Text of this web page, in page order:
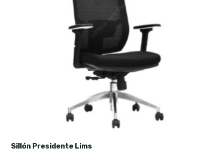
Sillón Presidente Lims